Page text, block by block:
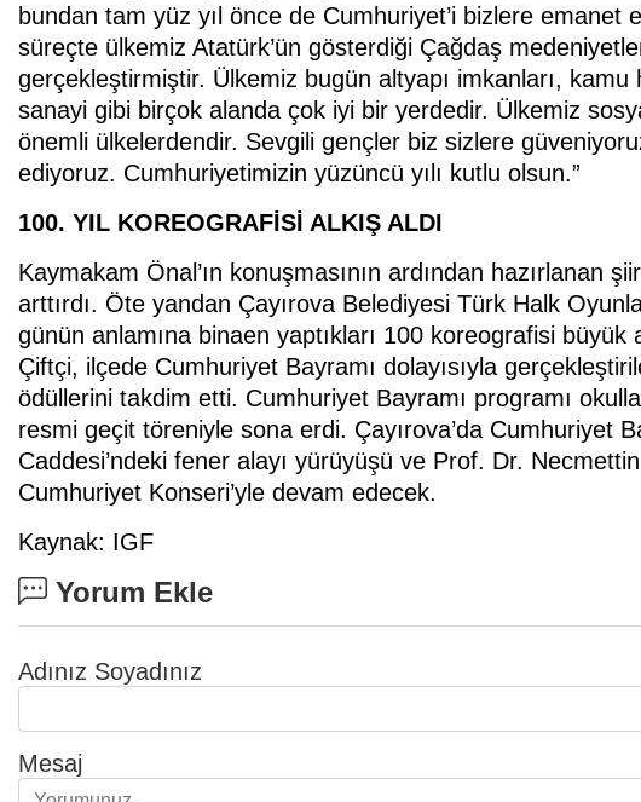
bundan tam yüz yıl önce de Cumhuriyet’i bizlere emanet
süreçte ülkemiz Atatürk’ün gösterdiği Çağdaş
gerçekleştirmiştir. Ülkemiz bugün altyapı imkanları,
sanayi gibi birçok alanda çok iyi bir yerdedir. Ülkemiz
önemli ülkelerdendir. Sevgili gençler biz sizlere
ediyoruz. Cumhuriyetimizin yüzüncü yılı kutlu olsun.”
100. YIL KOREOGRAFİSİ ALKIŞ ALDI
Kaymakam Önal’ın konuşmasının ardından hazırlanan
arttırdı. Öte yandan Çayırova Belediyesi Türk Halk
günün anlamına binaen yaptıkları 100 koreografisi
Çiftçi, ilçede Cumhuriyet Bayramı dolayısıyla
ödüllerini takdim etti. Cumhuriyet Bayramı programı
resmi geçit töreniyle sona erdi. Çayırova’da Cumhuriyet
Caddesi’ndeki fener alayı yürüyüşü ve Prof. Dr.
Cumhuriyet Konseri’yle devam edecek.
Kaynak: IGF
Yorum Ekle
Adınız Soyadınız
Mesaj